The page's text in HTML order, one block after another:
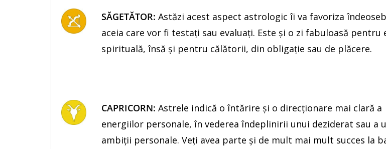
SĂGETĂTOR: Astăzi acest aspect astrologic îi va favoriza
aceia care vor fi testaţi sau evaluaţi. Este şi o zi fabuloasă pentru
spirituală, însă şi pentru călătorii, din obligaţie sau de plăcere.
CAPRICORN: Astrele indică o întărire şi o direcţionare mai clară a
energiilor personale, în vederea îndeplinirii unui deziderat sau a
ambiţii personale. Veţi avea parte şi de mult mai mult succes la